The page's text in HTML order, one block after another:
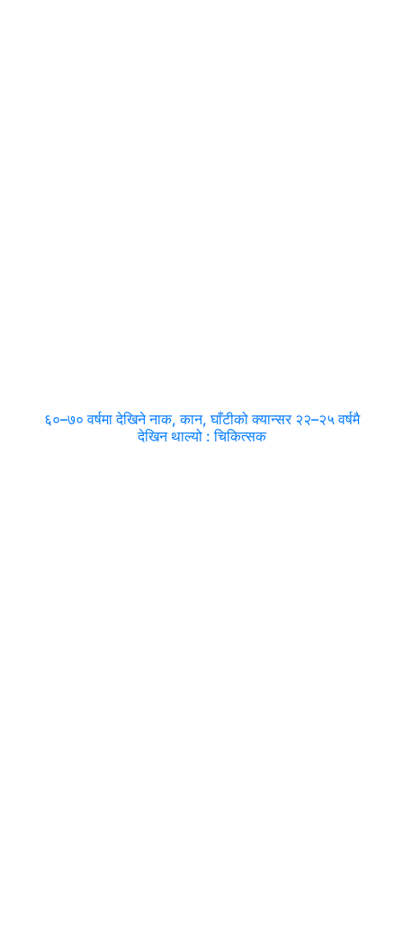
६०–७० वर्षमा देखिने नाक, कान, घाँटीको क्यान्सर २२–२५ वर्षमै
देखिन थाल्यो : चिकित्सक